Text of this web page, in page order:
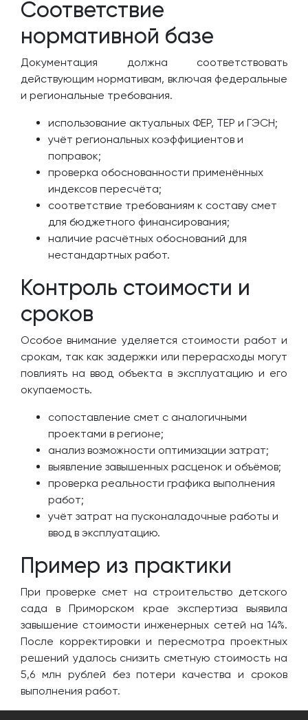
Соответствие
нормативной базе
Документация должна соответствовать
действующим нормативам, включая федеральные
и региональные требования.
использование актуальных ФЕР, ТЕР и ГЭСН;
учёт региональных коэффициентов и
поправок;
проверка обоснованности применённых
индексов пересчёта;
соответствие требованиям к составу смет
для бюджетного финансирования;
наличие расчётных обоснований для
нестандартных работ.
Контроль стоимости и
сроков
Особое внимание уделяется стоимости работ и
срокам, так как задержки или перерасходы могут
повлиять на ввод объекта в эксплуатацию и его
окупаемость.
сопоставление смет с аналогичными
проектами в регионе;
анализ возможности оптимизации затрат;
выявление завышенных расценок и объёмов;
проверка реальности графика выполнения
работ;
учёт затрат на пусконаладочные работы и
ввод в эксплуатацию.
Пример из практики
При проверке смет на строительство детского
сада в Приморском крае экспертиза выявила
завышение стоимости инженерных сетей на 14%.
После корректировки и пересмотра проектных
решений удалось снизить сметную стоимость на
5,6 млн рублей без потери качества и сроков
выполнения работ.